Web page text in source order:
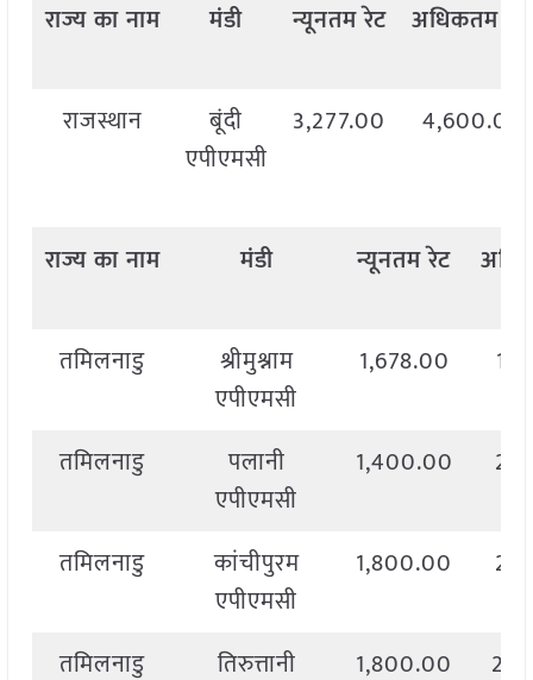
राज्यकानाम मंडी न्यूनतमरेट अधिकतम
राजस्थान
बूंदी
एपीएमसी
3,277.00 4,600.00
राज्यकानाम मंडी न्यूनतमरेट
तमिलनाडु
श्रीमुश्नाम
एपीएमसी
1,678.00
तमिलनाडु
पलानी
एपीएमसी
1,400.00
तमिलनाडु
कांचीपुरम
एपीएमसी
1,800.00
तमिलनाडु
तिरुत्तानी
1,800.00